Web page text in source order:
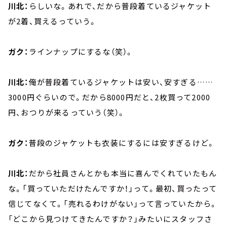
川北： らしいな。あれで、だから普段着ているジャケット
が2着、買えるっていう。
ガク： ラインナップにするな（笑）。
川北：俺が普段着ているジャケットは安い、安すぎる……
3000円ぐらいので。だから8000円だと、2枚買って2000
円、おつりが来るっていう（笑）。
ガク：普段のジャケットも衣装にするには安すぎるけど。
川北： だから社員さんとかも本当に喜んでくれていたもん
な。「買っていただけたんですか！」って。最初、買ったって
信じてなくて。「売れるわけがない」って言っていたから。
「どこから見つけてきたんですか？」みたいにスタッフさ